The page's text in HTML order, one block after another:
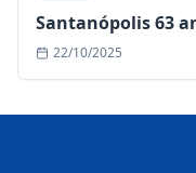
Santanópolis 63
22/10/2025